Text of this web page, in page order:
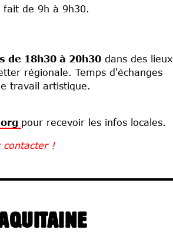
fait de 9h à 9h30.
de 18h30 à 20h30 dans des lieux
régionale. Temps d'échanges
travail artistique.
pour recevoir les infos locales.
contacter !